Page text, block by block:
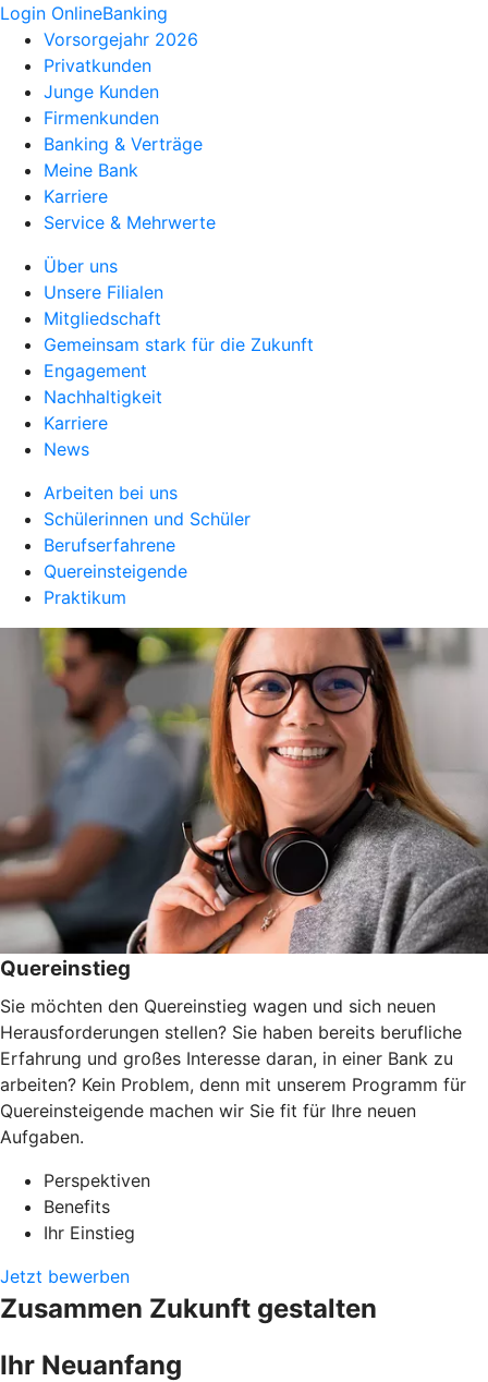
Login OnlineBanking
Vorsorgejahr 2026
Privatkunden
Junge Kunden
Firmenkunden
Banking & Verträge
Meine Bank
Karriere
Service & Mehrwerte
Über uns
Unsere Filialen
Mitgliedschaft
Gemeinsam stark für die Zukunft
Engagement
Nachhaltigkeit
Karriere
News
Arbeiten bei uns
Schülerinnen und Schüler
Berufserfahrene
Quereinsteigende
Praktikum
Quereinstieg
Sie möchten den Quereinstieg wagen und sich neuen
Herausforderungen stellen? Sie haben bereits berufliche
Erfahrung und großes Interesse daran, in einer Bank zu
arbeiten? Kein Problem, denn mit unserem Programm für
Quereinsteigende machen wir Sie fit für Ihre neuen
Aufgaben.
Perspektiven
Benefits
Ihr Einstieg
Jetzt bewerben
Zusammen Zukunft gestalten
Ihr Neuanfang